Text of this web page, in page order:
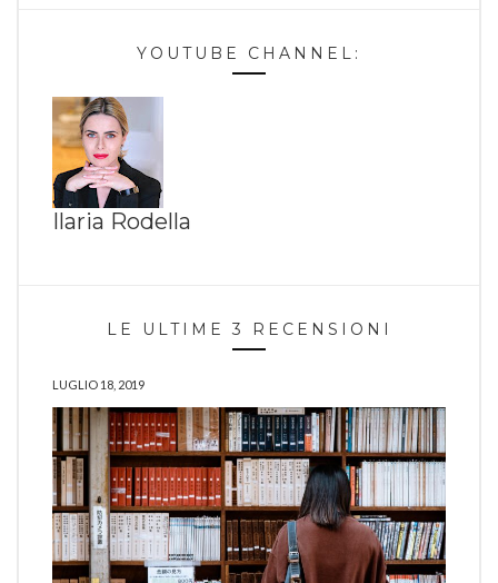
YOUTUBE CHANNEL:
Ilaria Rodella
LE ULTIME 3 RECENSIONI
LUGLIO 18, 2019